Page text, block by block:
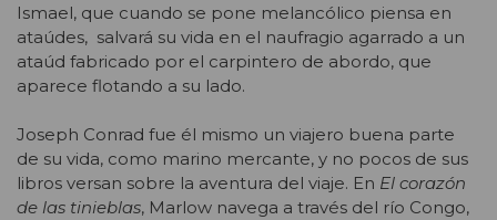
Ismael, que cuando se pone melancólico piensa en
ataúdes, salvará su vida en el naufragio agarrado a un
ataúd fabricado por el carpintero de abordo, que
aparece flotando a su lado.
Joseph Conrad fue él mismo un viajero buena parte
de su vida, como marino mercante, y no pocos de sus
libros versan sobre la aventura del viaje. En El corazón
de las tinieblas, Marlow navega a través del río Congo,